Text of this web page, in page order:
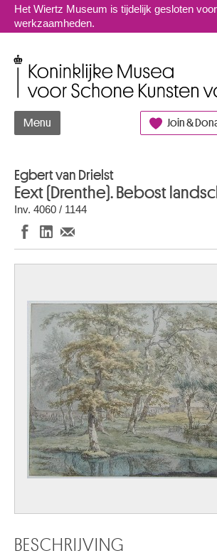
Naar inhoud
Het Wiertz Museum is tijdelijk gesloten voor
werkzaamheden.
Menu Join &
Egbert van Drielst
Eext (Drenthe). Bebost
Inv. 4060 / 1144
BESCHRIJVING